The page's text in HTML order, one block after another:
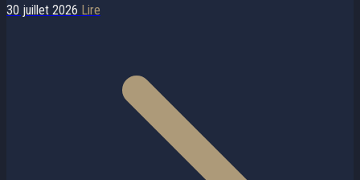
30 juillet 2026 Lire